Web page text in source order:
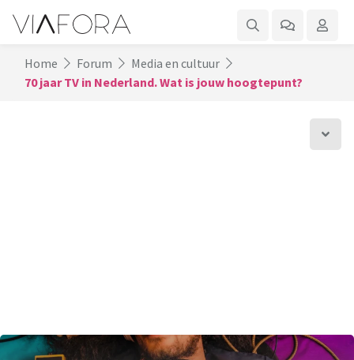
Home Forum
Media en cultuur
70 jaar TV in Nederland. Wat is jouw hoogtepunt?